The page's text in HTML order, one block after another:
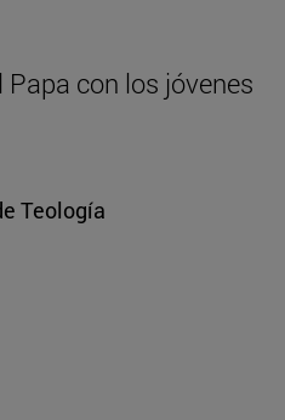
con los jóvenes
Teología